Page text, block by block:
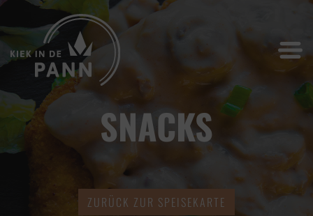
SNACKS
ZURÜCK ZUR SPEISEKARTE